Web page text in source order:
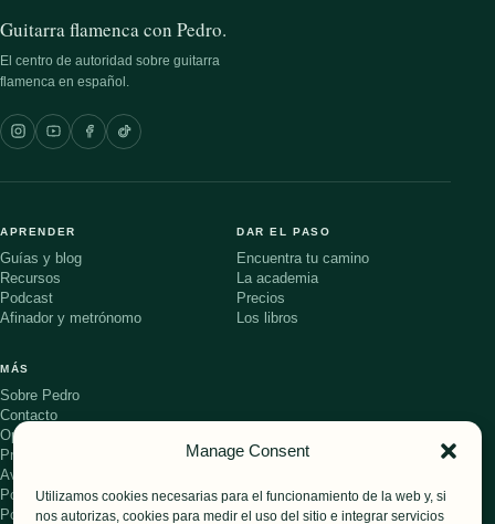
Manage Consent
Utilizamos cookies necesarias para el funcionamiento de la web y, si
nos autorizas, cookies para medir el uso del sitio e integrar servicios
Guitarra flamenca con Pedro.
El centro de autoridad sobre guitarra
flamenca en español.
APRENDER
Guías y blog
Recursos
Podcast
Afinador y metrónomo
DAR EL PASO
Encuentra tu camino
La academia
Precios
Los libros
MÁS
Sobre Pedro
Contacto
Opiniones de alumnos
Preguntas frecuentes
Aviso legal
Política de privacidad
Política de cookies